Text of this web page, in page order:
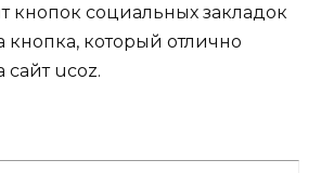
кнопок социальных закладок
кнопка, который отлично
сайт ucoz.